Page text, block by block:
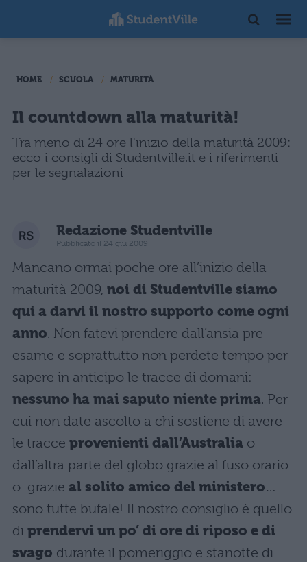
HOME SCUOLA MATURITÀ
Il countdown alla maturità!
Tra meno di 24 ore l'inizio della maturità 2009:
ecco i consigli di Studentville.it e i riferimenti
per le segnalazioni
Redazione Studentville
Pubblicato il 24 giu 2009
Mancano ormai poche ore all’inizio della
maturità 2009, noi di Studentville siamo
qui a darvi il nostro supporto come ogni
anno. Non fatevi prendere dall’ansia pre-
esame e soprattutto non perdete tempo per
sapere in anticipo le tracce di domani:
nessuno ha mai saputo niente prima. Per
cui non date ascolto a chi sostiene di avere
le tracce provenienti dall’Australia o
dall’altra parte del globo grazie al fuso orario
o grazie al solito amico del ministero…
sono tutte bufale! Il nostro consiglio è quello
di prendervi un po’ di ore di riposo e di
svago durante il pomeriggio e stanotte di